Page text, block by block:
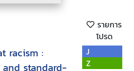
รายการ
โปรด
racism :
standard-
J
Z